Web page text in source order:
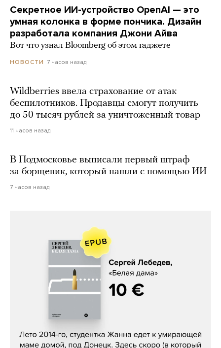
Секретное ИИ-устройство OpenAI — это
умная колонка в форме пончика. Дизайн
разработала компания Джони Айва
Вот что узнал Bloomberg об этом гаджете
НОВОСТИ 7 часов назад
Wildberries ввела страхование от атак
беспилотников. Продавцы смогут получить
до 50 тысяч рублей за уничтоженный товар
11 часов назад
В Подмосковье выписали первый штраф
за борщевик, который нашли с помощью ИИ
7 часов назад
Сергей Лебедев, «Белая дама»